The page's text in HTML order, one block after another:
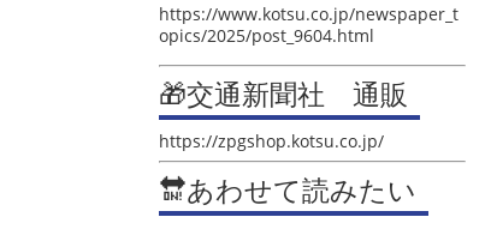
https://www.kotsu.co.jp/newspaper_t
opics/2025/post_9604.html
🎁交通新聞社 通販
https://zpgshop.kotsu.co.jp/
🔛あわせて読みたい